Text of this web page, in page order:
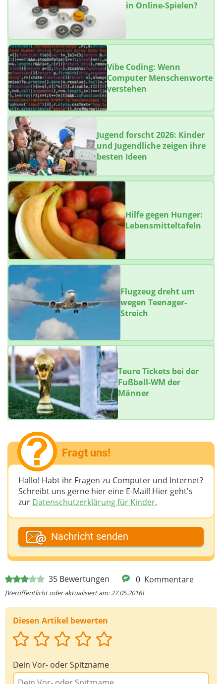
35 Bewertungen 0 Kommentare
[Veröffentlicht oder aktualisiert am: 27.05.2016]
Diesen Artikel bewerten
Dein Vor- oder Spitzname
in Online-Spielen?
Vibe Coding: Wenn
Computer Menschenworte
verstehen
Jugend forscht 2026: Kinder
und Jugendliche zeigen ihre
besten Ideen
Hilfe gegen Hunger:
Lebensmitteltafeln
Flugzeug dreht um
wegen Teenager-
Streich
Teure Tickets bei der
Fußball-WM der
Männer
Fragt uns!
Hallo! Habt ihr Fragen zu Computer und Internet?
Schreibt uns gerne hier eine E-Mail! Hier geht's
zur Datenschutzerklärung für Kinder.
Dein Fantasiename
Deine E-Mail-Adresse (wenn du eine Antwort
möchtest)
Deine Nachricht
Nachricht senden